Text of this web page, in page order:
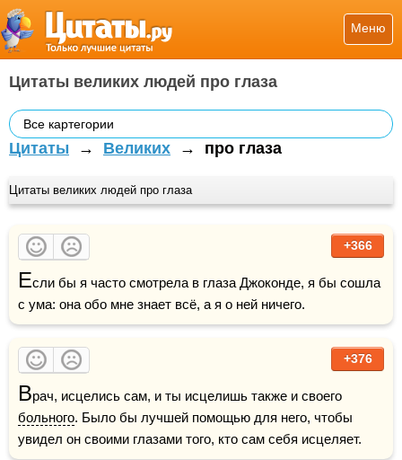
Меню
Цитаты великих людей про глаза
Все картегории
Цитаты → Великих → про глаза
Цитаты великих людей про глаза
+366
Если бы я часто смотрела в глаза Джоконде, я бы сошла
с ума: она обо мне знает всё, а я о ней ничего.
+376
В
больного. Было бы лучшей помощью для него, чтобы
увидел он своими глазами того, кто сам себя исцеляет.